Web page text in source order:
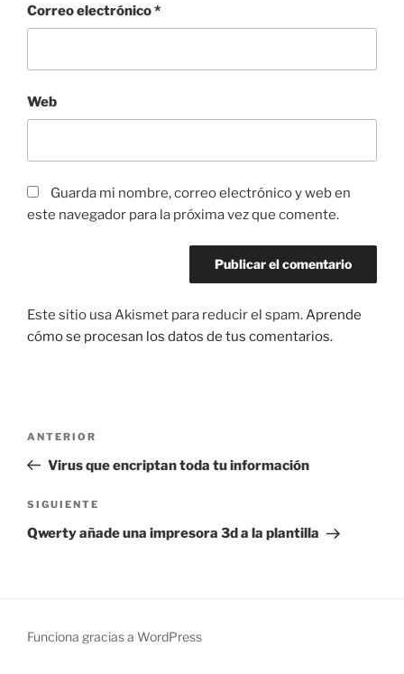
Correo electrónico*
Web
Guarda mi nombre, correo electrónico y web en
este navegador para la próxima vez que comente.
Este sitio usa Akismet para reducir el spam.Aprende
cómo se procesan los datos de tus comentarios.
entradas
Entrada
anterior:
ANTERIOR
Virus que encriptan toda tu información
Siguiente
entrada
SIGUIENTE
Qwerty añade una impresora 3d a la plantilla
Funciona gracias a WordPress